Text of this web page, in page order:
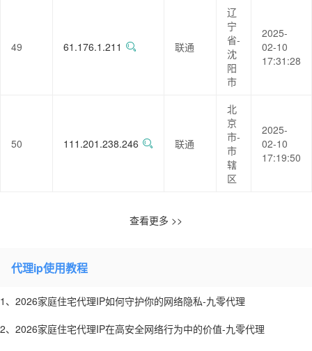
49 61.176.1.211 联通
辽
宁
省-
沈
阳
市
2025-
02-10
17:31:28
50 111.201.238.246 联通
北
京
市-
市
辖
区
2025-
02-10
17:19:50
查看更多 >>
代理ip使用教程
1、2026家庭住宅代理IP如何守护你的网络隐私-九零代理
2、2026家庭住宅代理IP在高安全网络行为中的价值-九零代理